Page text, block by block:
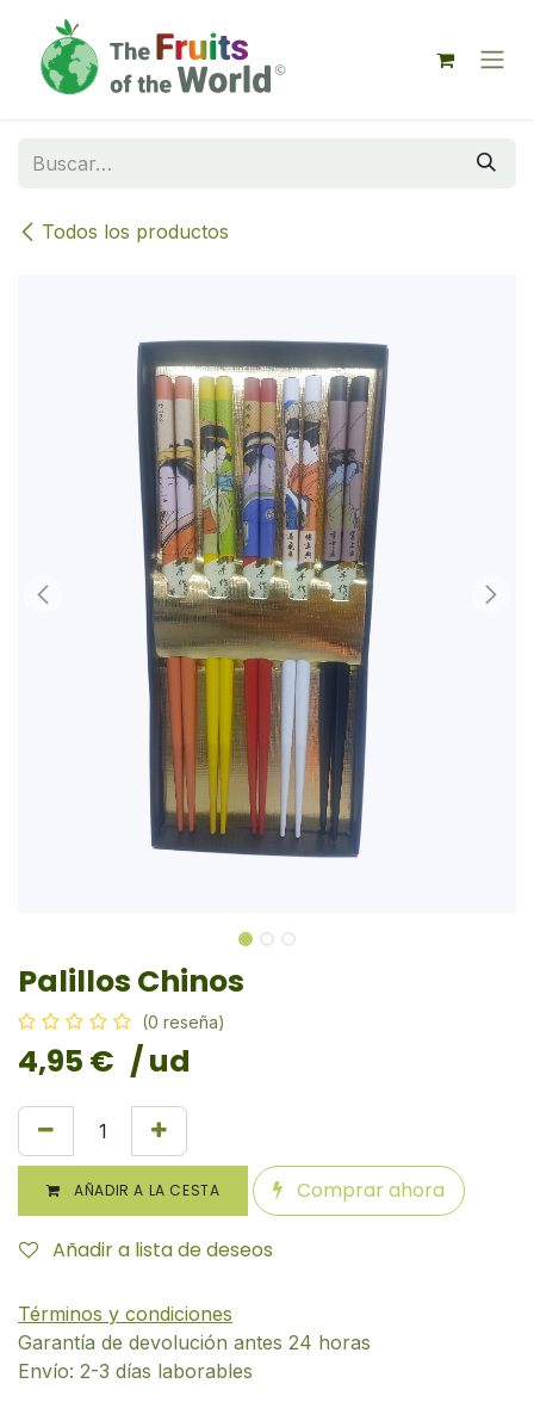
Todos los productos
Palillos Chinos
(0 reseña)
4,95 € / ud
AÑADIR A LA CESTA Comprar ahora
Añadir a lista de deseos
Términos y condiciones
Garantía de devolución antes 24 horas
Envío: 2-3 días laborables